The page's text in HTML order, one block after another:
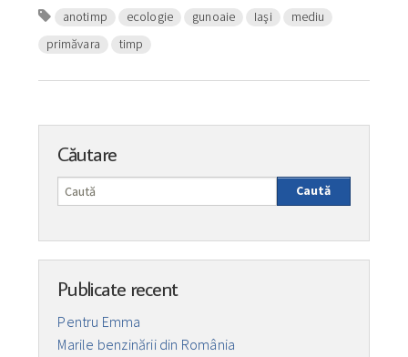
anotimp ecologie gunoaie Iaşi
mediu
primăvara
timp
Căutare
Caută
Publicate recent
Pentru Emma
Marile benzinării din România